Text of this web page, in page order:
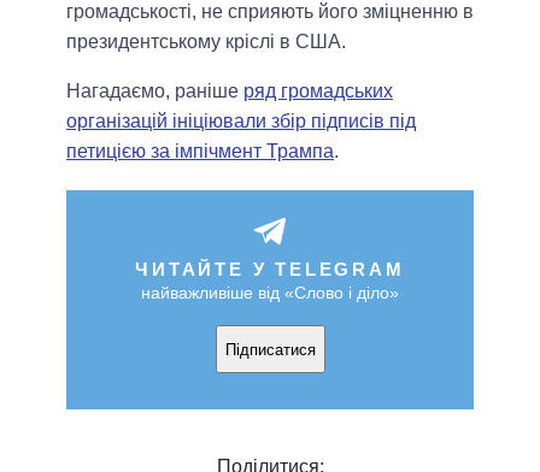
громадськості, не сприяють його зміцненню в
президентському кріслі в США.
Нагадаємо, раніше ряд громадських
організацій ініціювали збір підписів під
петицією за імпічмент Трампа.
ЧИТАЙТЕ У TELEGRAM
найважливіше від «Слово і діло»
Підписатися
Поділитися: